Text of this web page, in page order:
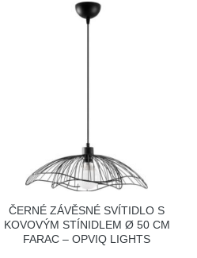
ČERNÉ ZÁVĚSNÉ SVÍTIDLO S
KOVOVÝM STÍNIDLEM Ø 50 CM
FARAC – OPVIQ LIGHTS